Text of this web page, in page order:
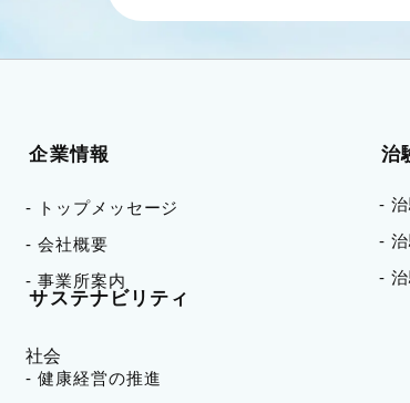
企業情報
- トップメッセージ
- 会社概要
- 事業所案内
サステナビリティ
社会
- 健康経営の推進
治
-
-
-